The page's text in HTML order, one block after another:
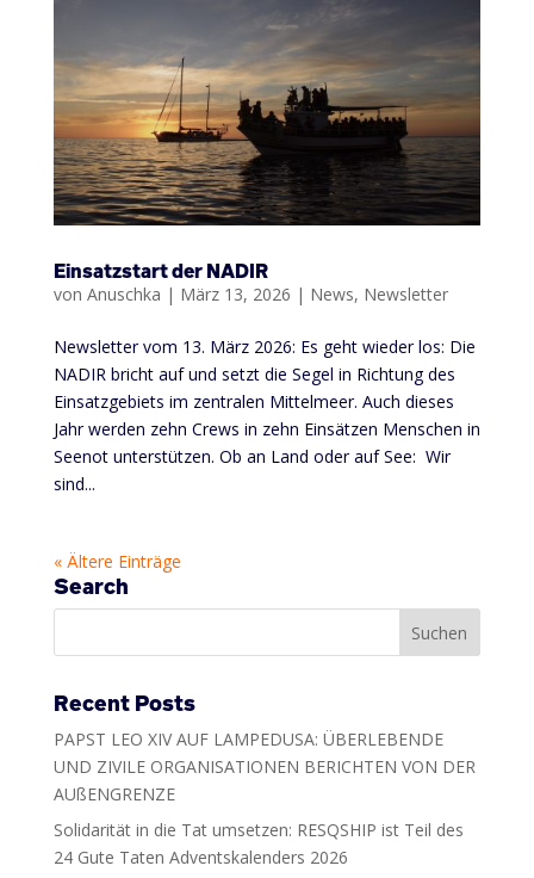
Einsatzstart der NADIR
von Anuschka | März 13, 2026 | News, Newsletter
Newsletter vom 13. März 2026: Es geht wieder los: Die
NADIR bricht auf und setzt die Segel in Richtung des
Einsatzgebiets im zentralen Mittelmeer. Auch dieses
Jahr werden zehn Crews in zehn Einsätzen Menschen in
Seenot unterstützen. Ob an Land oder auf See: Wir
sind...
« Ältere Einträge
Search
Recent Posts
PAPST LEO XIV AUF LAMPEDUSA: ÜBERLEBENDE
UND ZIVILE ORGANISATIONEN BERICHTEN VON DER
AUßENGRENZE
Solidarität in die Tat umsetzen: RESQSHIP ist Teil des
24 Gute Taten Adventskalenders 2026